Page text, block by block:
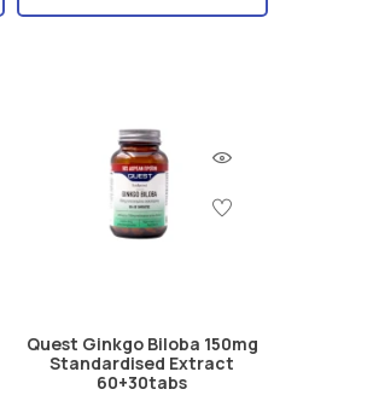
Quest Ginkgo Biloba 150mg
Standardised Extract
60+30tabs